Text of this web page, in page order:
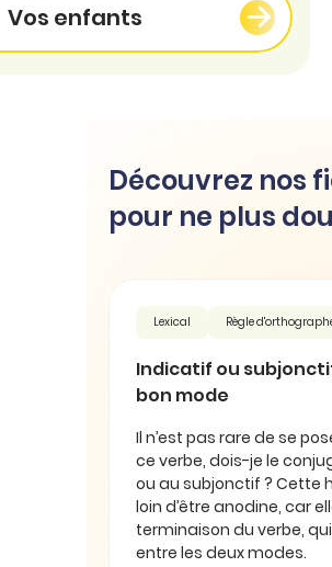
Vos enfants
Découvrez nos
pour ne plus
Lexical Règle
Indicatif ou
bon mode
Il n’est pas rare de se
ce verbe, dois-je le
ou au subjonctif ? Cette
loin d’être anodine, car
terminaison du verbe,
entre les deux modes.